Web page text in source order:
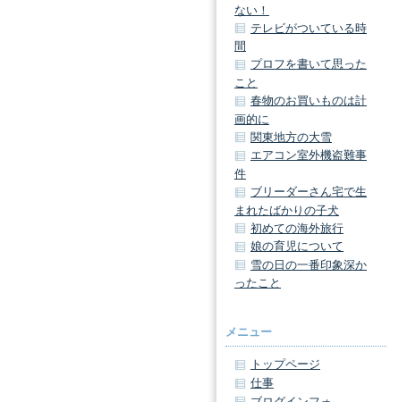
ない！
テレビがついている時
間
プロフを書いて思った
こと
春物のお買いものは計
画的に
関東地方の大雪
エアコン室外機盗難事
件
ブリーダーさん宅で生
まれたばかりの子犬
初めての海外旅行
娘の育児について
雪の日の一番印象深か
ったこと
メニュー
トップページ
仕事